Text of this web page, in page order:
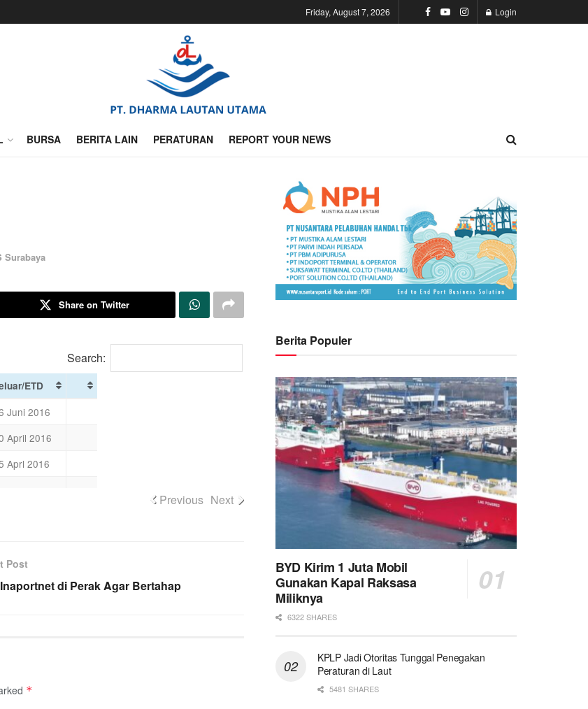
Friday, August 7, 2026 Login
BURSA BERITA LAIN PERATURAN REPORT YOUR NEWS
Surabaya
Share on Twitter
Search:
ETD
Juni 2016
April 2016
Aprl 2016
Previous Next
Post
Inaportnet di Perak Agar Bertahap
*
Berita Populer
BYD Kirim 1 Juta Mobil
Gunakan Kapal Raksasa
Miliknya
6322 SHARES
KPLP Jadi Otoritas Tunggal Penegakan
Peraturan di Laut
5481 SHARES